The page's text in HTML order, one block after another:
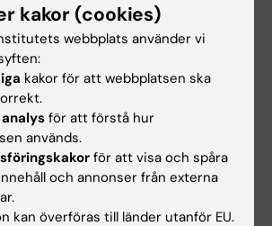
håller även en digital
gånger per termin –
denna finns på
är av teknisk karaktär gå tillIT
några frågor om innehållet i
kakor (cookies)
webbplats använder vi
kakor för att webbplatsen ska
analys för att förstå hur
används.
för att visa och spåra
och annonser från externa
kan överföras till länder utanför EU.